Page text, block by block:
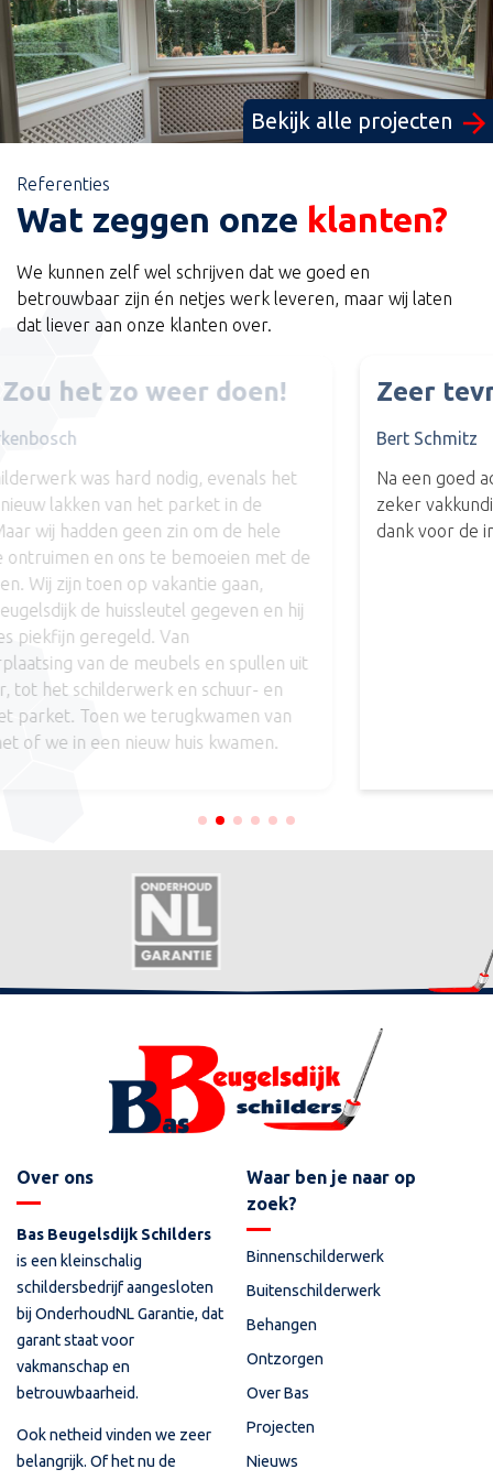
Bekijk alle projecten
Referenties
Wat zeggen onze klanten?
We kunnen zelf wel schrijven dat we goed en
betrouwbaar zijn én netjes werk leveren, maar wij laten
dat liever aan onze klanten over.
Zeer tevreden
Bert Schmitz
Na een goed advies, en goede kleurstelling vlug maar
zeker vakkundig vakwerk. Bas, Detlef en collega’s
dank voor de inzet. #zeertevreden
Over ons
Bas Beugelsdijk Schilders
is een kleinschalig
schildersbedrijf aangesloten
bij OnderhoudNL Garantie, dat
garant staat voor
vakmanschap en
betrouwbaarheid.
Ook netheid vinden we zeer
belangrijk. Of het nu de
Waar ben je naar op
zoek?
Binnenschilderwerk
Buitenschilderwerk
Behangen
Ontzorgen
Over Bas
Projecten
Nieuws